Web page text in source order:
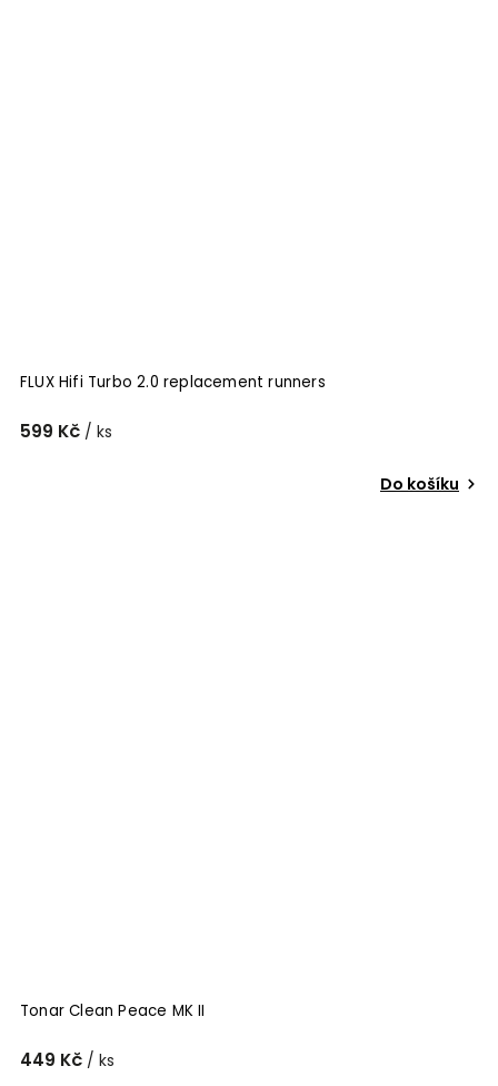
FLUX Hifi Turbo 2.0 replacement runners
599 Kč / ks
Do košíku
Tonar Clean Peace MK II
449 Kč / ks